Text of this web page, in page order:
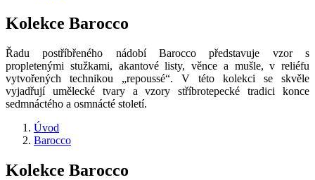
Kolekce Barocco
Řadu postříbřeného nádobí Barocco představuje vzor s
propletenými stužkami, akantové listy, věnce a mušle, v reliéfu
vytvořených technikou „repoussé“. V této kolekci se skvěle
vyjadřují umělecké tvary a vzory stříbrotepecké tradici konce
sedmnáctého a osmnácté století.
Úvod
Barocco
Kolekce Barocco